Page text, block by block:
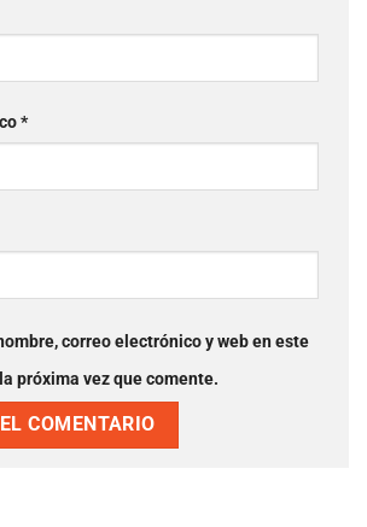
*
correo electrónico y web en este
próxima vez que comente.